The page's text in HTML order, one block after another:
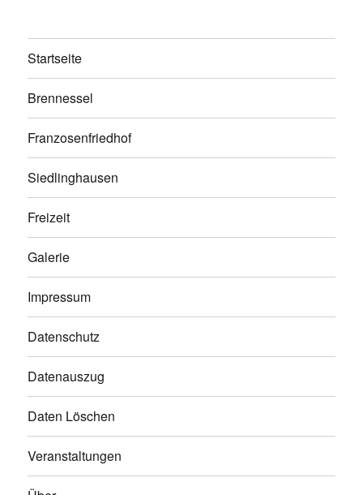
Startseite
Brennessel
Franzosenfriedhof
Siedlinghausen
Freizeit
Galerie
Impressum
Datenschutz
Datenauszug
Daten Löschen
Veranstaltungen